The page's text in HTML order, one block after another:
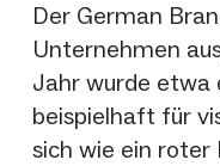
Der German
Unternehmen
Jahr wurde etwa
beispielhaft für
sich wie ein roter